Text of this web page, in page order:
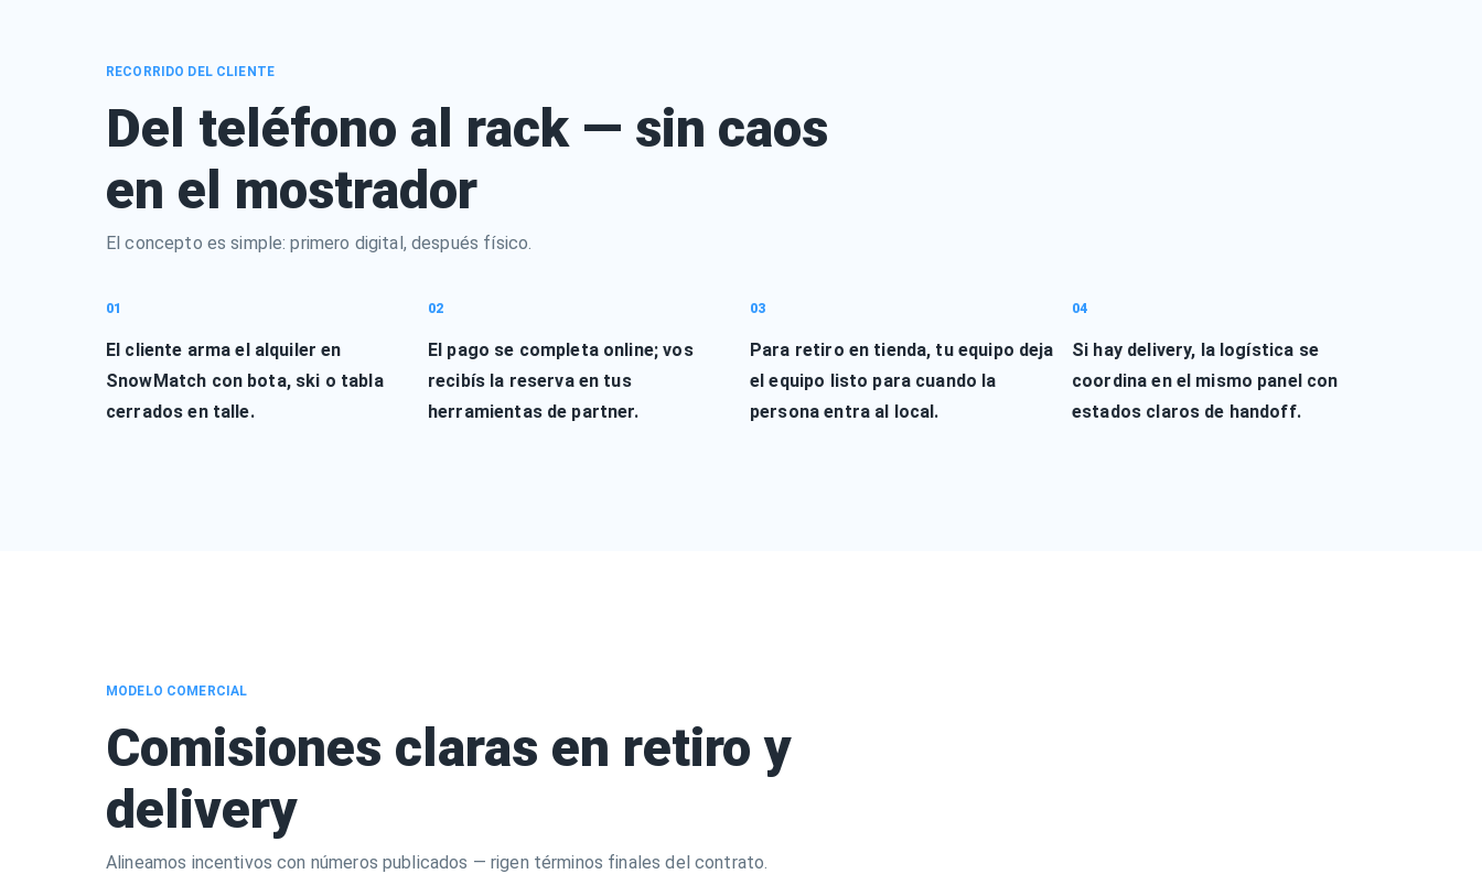
RECORRIDO DEL CLIENTE
Del teléfono al rack — sin caos
en el mostrador
El concepto es simple: primero digital, después físico.
01
El cliente arma el alquiler en
SnowMatch con bota, ski o tabla
cerrados en talle.
02
El pago se completa online; vos
recibís la reserva en tus
herramientas de partner.
03
Para retiro en tienda, tu equipo deja
el equipo listo para cuando la
persona entra al local.
04
Si hay delivery, la logística se
coordina en el mismo panel con
estados claros de handoff.
MODELO COMERCIAL
Comisiones claras en retiro y
delivery
Alineamos incentivos con números publicados — rigen términos finales del contrato.